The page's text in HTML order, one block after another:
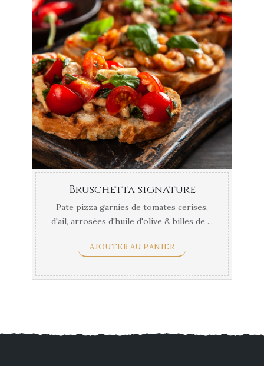
Bruschetta signature
Pate pizza garnies de tomates cerises,
d'ail, arrosées d'huile d'olive & billes de ...
AJOUTER AU PANIER